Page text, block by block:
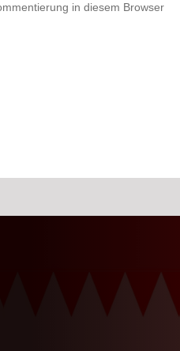
in diesem Browser